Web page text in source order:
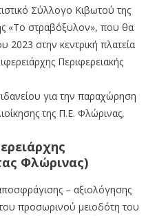
Σύλλογο Κιβωτού της
«Το στραβόξυλον», που θα
2023 στην κεντρική πλατεία
Περιφερειακής
για την παραχώρηση
της Π.Ε. Φλώρινας,
Φλώρινας)
– αξιολόγησης
προσωρινού μειοδότη του